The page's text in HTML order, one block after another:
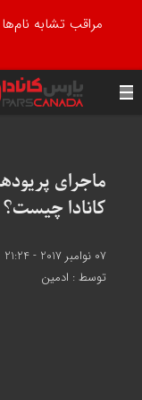
کانادا چیست؟
07 نوامبر 2017 - 21:24
توسط : ادمین
مراقب تشابه